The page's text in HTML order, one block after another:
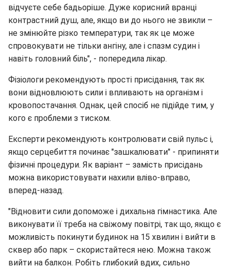
відчуєте себе бадьоріше. Дуже корисний вранці
контрастний душ, але, якщо ви до нього не звикли –
не змінюйте різко температури, так як це може
спровокувати не тільки ангіну, але і спазм судин і
навіть головний біль", - попередила лікар.
Фізіологи рекомендують прості присідання, так як
вони відновлюють сили і впливають на організм і
кровопостачання. Однак, цей спосіб не підійде тим, у
кого є проблеми з тиском.
Експерти рекомендують контролювати свій пульс і,
якщо серцебиття починає "зашкалювати" - припиняти
фізичні процедури. Як варіант – замість присідань
можна використовувати нахили вліво-вправо,
вперед-назад.
"Відновити сили допоможе і дихальна гімнастика. Але
виконувати її треба на свіжому повітрі, так що, якщо є
можливість покинути будинок на 15 хвилин і вийти в
сквер або парк – скористайтеся нею. Можна також
вийти на балкон. Робіть глибокий вдих, сильно